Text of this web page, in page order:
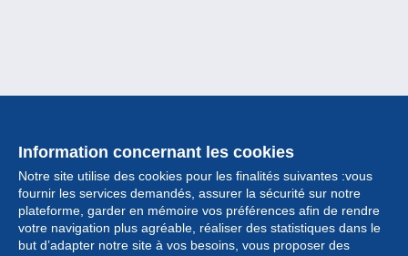
Information concernant les cookies
Notre site utilise des cookies pour les finalités suivantes :vous
fournir les services demandés, assurer la sécurité sur notre
plateforme, garder en mémoire vos préférences afin de rendre
votre navigation plus agréable, réaliser des statistiques dans le
but d’adapter notre site à vos besoins, vous proposer des